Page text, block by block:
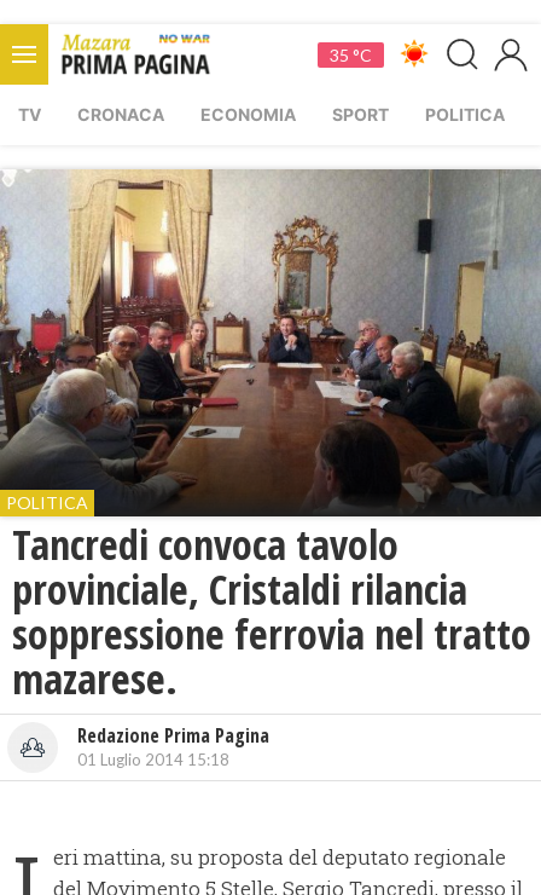
35 °C
TV CRONACA ECONOMIA SPORT POLITICA
POLITICA
Tancredi convoca tavolo
provinciale, Cristaldi rilancia
soppressione ferrovia nel tratto
mazarese.
Redazione Prima Pagina
01 Luglio 2014 15:18
eri mattina, su proposta del deputato regionale
del Movimento 5 Stelle, Sergio Tancredi, presso il